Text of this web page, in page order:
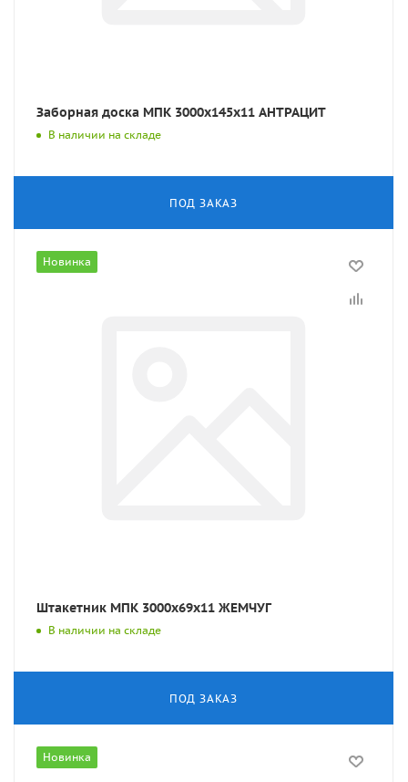
Заборная доска МПК 3000x145x11 АНТРАЦИТ
В наличии на складе
ПОД ЗАКАЗ
Новинка
Штакетник МПК 3000x69x11 ЖЕМЧУГ
В наличии на складе
ПОД ЗАКАЗ
Новинка